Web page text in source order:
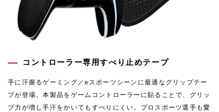
コントローラー専用すべり止めテープ
手に汗握るゲーミング／eスポーツシーンに最適なグリップテー
プが登場。本製品をゲームコントローラーに貼ることで、グリッ
プ力が増し手汗をかいてもすべりにくい。プロスポーツ選手も愛